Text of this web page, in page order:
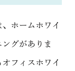
ホームホワイ
グがありま
フィスホワイ